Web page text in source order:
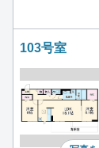
103号室